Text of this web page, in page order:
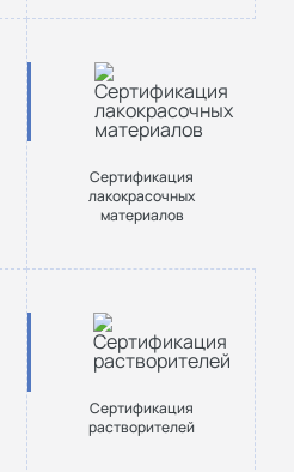
Сертификация
лакокрасочных
материалов
Сертификация
растворителей